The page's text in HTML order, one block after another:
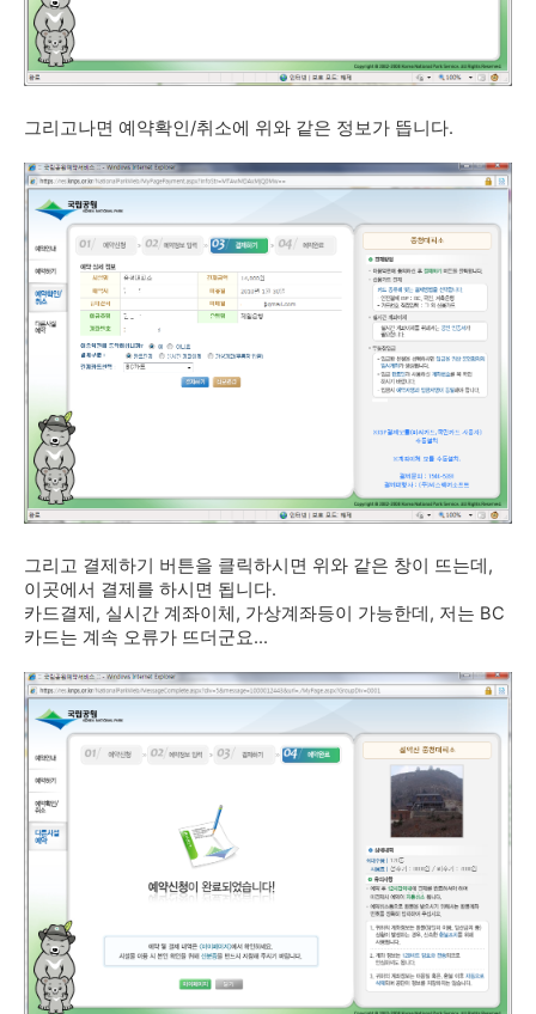
그리고나면 예약확인/취소에 위와 같은 정보가 뜹니다.
그리고 결제하기 버튼을 클릭하시면 위와 같은 창이 뜨는데,
이곳에서 결제를 하시면 됩니다.
카드결제, 실시간 계좌이체, 가상계좌등이 가능한데, 저는 BC
카드는 계속 오류가 뜨더군요...